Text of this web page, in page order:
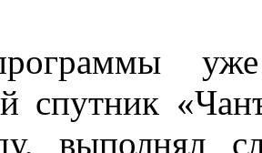
спутник
выполнял